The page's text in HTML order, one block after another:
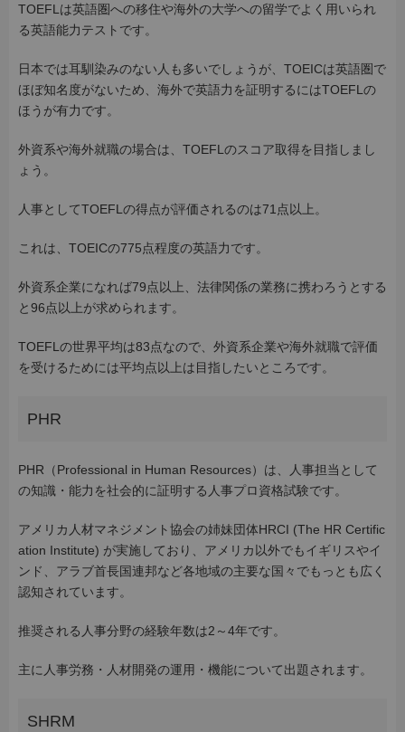
TOEFLは英語圏への移住や海外の大学への留学でよく用いられ
る英語能力テストです。
日本では耳馴染みのない人も多いでしょうが、TOEICは英語圏で
ほぼ知名度がないため、海外で英語力を証明するにはTOEFLの
ほうが有力です。
外資系や海外就職の場合は、TOEFLのスコア取得を目指しまし
ょう。
人事としてTOEFLの得点が評価されるのは71点以上。
これは、TOEICの775点程度の英語力です。
外資系企業になれば79点以上、法律関係の業務に携わろうとする
と96点以上が求められます。
TOEFLの世界平均は83点なので、外資系企業や海外就職で評価
を受けるためには平均点以上は目指したいところです。
PHR
PHR（Professional in Human Resources）は、人事担当として
の知識・能力を社会的に証明する人事プロ資格試験です。
アメリカ人材マネジメント協会の姉妹団体HRCI (The HR Certific
ation Institute) が実施しており、アメリカ以外でもイギリスやイ
ンド、アラブ首長国連邦など各地域の主要な国々でもっとも広く
認知されています。
推奨される人事分野の経験年数は2～4年です。
主に人事労務・人材開発の運用・機能について出題されます。
SHRM